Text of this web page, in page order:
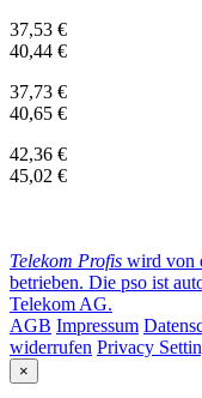
37,53 €
40,44 €
37,73 €
40,65 €
42,36 €
45,02 €
Telekom Profis wird von
betrieben. Die pso ist
Telekom AG.
AGB Impressum
widerrufen Privacy
×